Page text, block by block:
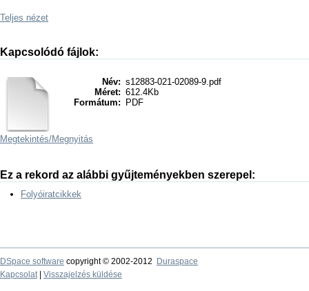
Teljes nézet
Kapcsolódó fájlok:
Név: s12883-021-02089-9.pdf
Méret: 612.4Kb
Formátum:
PDF
Megtekintés/Megnyitás
Ez a rekord az alábbi gyűjteményekben szerepel:
Folyóiratcikkek
DSpace software copyright © 2002-2012
Duraspace
Kapcsolat| Visszajelzés küldése